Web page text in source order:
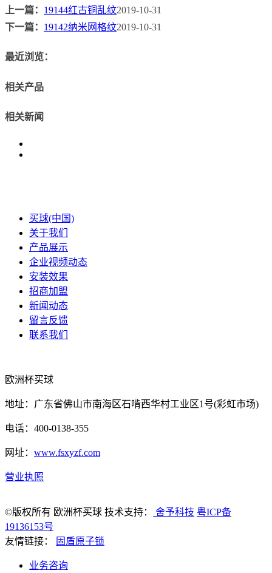
上一篇： 19144红古铜乱纹2019-10-31
下一篇： 19142纳米网格纹2019-10-31
最近浏览：
相关产品
相关新闻
买球(中国)
关于我们
产品展示
企业视频动态
安装效果
招商加盟
新闻动态
留言反馈
联系我们
欧洲杯买球
地址：广东省佛山市南海区石啃西华村工业区1号(彩虹市场)
电话：400-0138-355
网址： www.fsxyzf.com
营业执照
©版权所有 欧洲杯买球 技术支持： 舍予科技 粤ICP备
19136153号
友情链接：
固盾原子锁
业务咨询